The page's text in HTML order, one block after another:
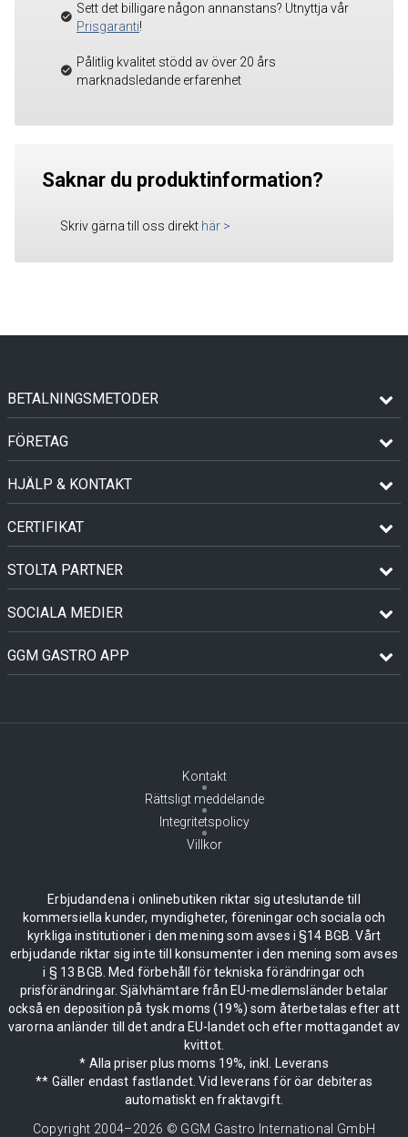
Sett det billigare någon annanstans? Utnyttja vår
Prisgaranti!
Pålitlig kvalitet stödd av över 20 års
marknadsledande erfarenhet
Saknar du produktinformation?
Skriv gärna till oss direkt här >
BETALNINGSMETODER
FÖRETAG
HJÄLP & KONTAKT
CERTIFIKAT
STOLTA PARTNER
SOCIALA MEDIER
GGM GASTRO APP
Kontakt
Rättsligt meddelande
Integritetspolicy
Villkor
Erbjudandena i onlinebutiken riktar sig uteslutande till
kommersiella kunder, myndigheter, föreningar och sociala och
kyrkliga institutioner i den mening som avses i §14 BGB. Vårt
erbjudande riktar sig inte till konsumenter i den mening som avses
i § 13 BGB. Med förbehåll för tekniska förändringar och
prisförändringar. Självhämtare från EU-medlemsländer betalar
också en deposition på tysk moms (19%) som återbetalas efter att
varorna anländer till det andra EU-landet och efter mottagandet av
kvittot.
* Alla priser plus moms 19%, inkl. Leverans
** Gäller endast fastlandet. Vid leverans för öar debiteras
automatiskt en fraktavgift.
Copyright 2004–2026 © GGM Gastro International GmbH